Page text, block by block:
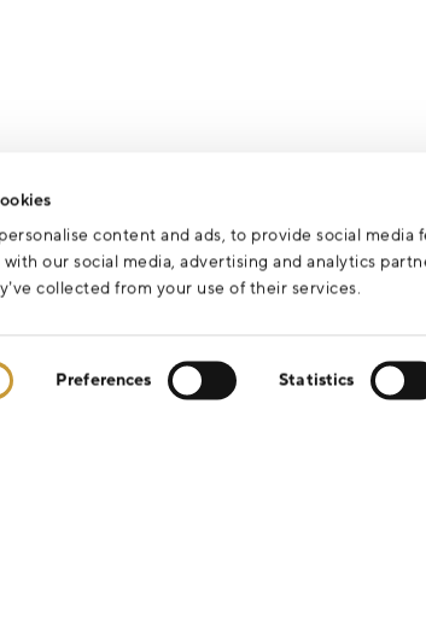
content and ads, to provide social
our social media, advertising and analytics
collected from your use of their services.
Preferences Statistics